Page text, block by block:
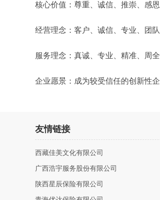
核心价值：尊重、诚信、推崇、感
经营理念：客户、诚信、专业、团
服务理念：真诚、专业、精准、周
企业愿景：成为较受信任的创新性
友情链接
西藏佳美文化有限公司
广西浩宇服务股份有限公司
陕西星辰保险有限公司